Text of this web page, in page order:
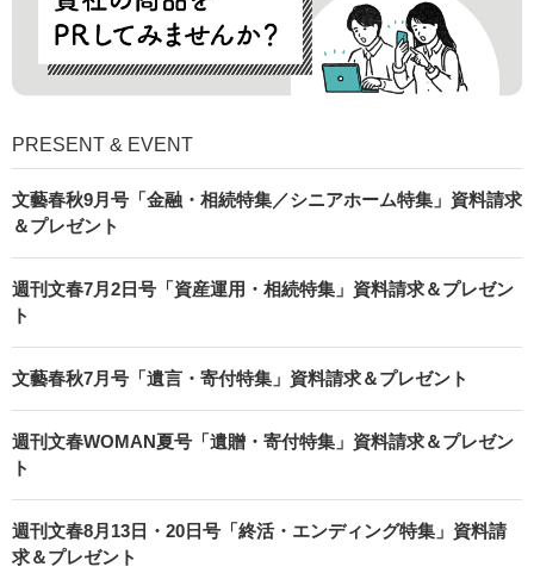
PRESENT & EVENT
文藝春秋9月号「金融・相続特集／シニアホーム特集」資料請求
＆プレゼント
週刊文春7月2日号「資産運用・相続特集」資料請求＆プレゼン
ト
文藝春秋7月号「遺言・寄付特集」資料請求＆プレゼント
週刊文春WOMAN夏号「遺贈・寄付特集」資料請求＆プレゼン
ト
週刊文春8月13日・20日号「終活・エンディング特集」資料請
求＆プレゼント